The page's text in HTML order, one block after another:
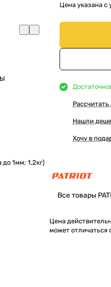
1мм; 1,2кг)
Цена указана с
Достаточно
Рассчитать
Нашли
Хочу в
Все товары
Цена
может отличаться